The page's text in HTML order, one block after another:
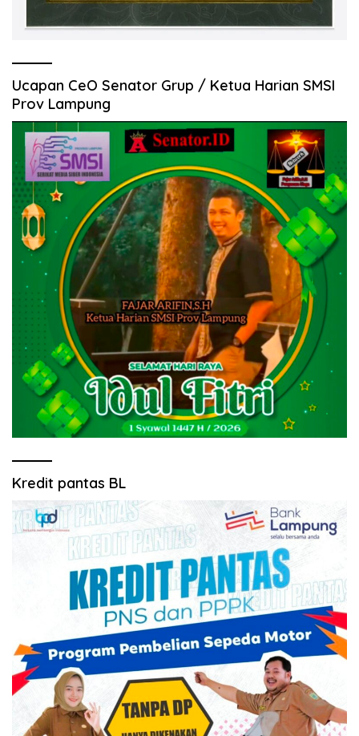
Ucapan CeO Senator Grup / Ketua Harian SMSI
Prov Lampung
Kredit pantas BL